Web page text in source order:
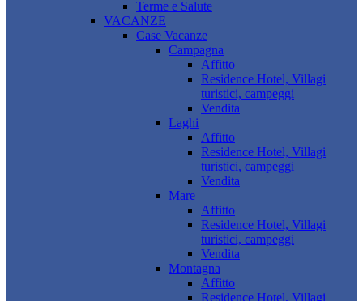
Terme e Salute
VACANZE
Case Vacanze
Campagna
Affitto
Residence Hotel, Villagi
turistici, campeggi
Vendita
Laghi
Affitto
Residence Hotel, Villagi
turistici, campeggi
Vendita
Mare
Affitto
Residence Hotel, Villagi
turistici, campeggi
Vendita
Montagna
Affitto
Residence Hotel, Villagi